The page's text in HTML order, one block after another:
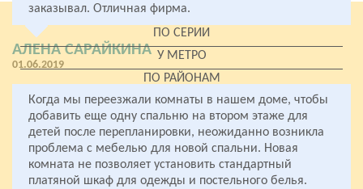
заказывал. Отличная фирма.
АЛЕНА САРАЙКИНА
01.06.2019
Когда мы переезжали комнаты в нашем доме, чтобы
добавить еще одну спальню на втором этаже для
детей после перепланировки, неожиданно возникла
проблема с мебелью для новой спальни. Новая
комната не позволяет установить стандартный
платяной шкаф для одежды и постельного белья.
ПО СЕРИИ
У МЕТРО
ПО РАЙОНАМ
В ЛЕНИНГРАДСКОЙ ОБЛАСТИ
Все права защищены
2005- 2026 «Комфорт»